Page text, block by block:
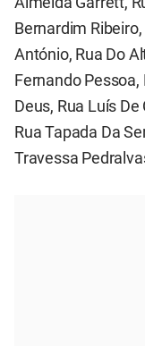
Bernardim
António, Rua Do
Fernando
Deus, Rua Luís
Rua Tapada Da
Travessa